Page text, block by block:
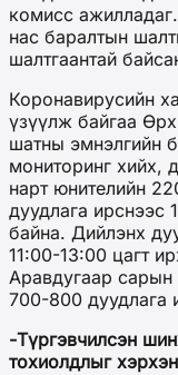
комисс
нас баралтын
шалтгаантай
Коронавирусийн
үзүүлж байгаа
шатны эмнэлгийн
мониторинг хийх,
нарт юнителийн
дуудлага ирснээс
байна. Дийлэнх
11:00-13:00 цагт
Аравдугаар
700-800 дуудлага
-Түргэвчилсэн
тохиолдлыг